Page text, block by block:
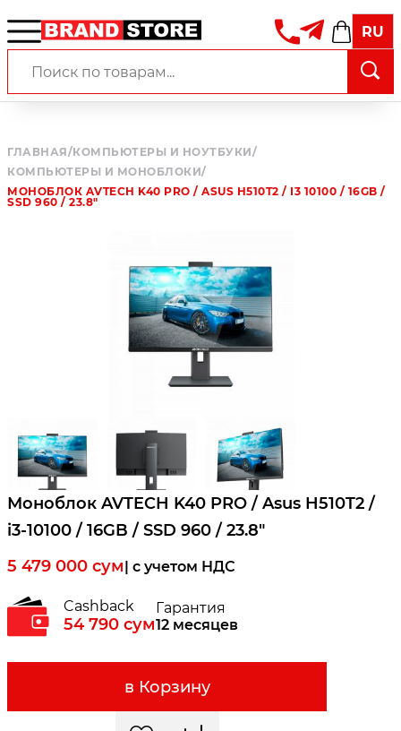
RU
ГЛАВНАЯ/КОМПЬЮТЕРЫ И НОУТБУКИ/
КОМПЬЮТЕРЫ И МОНОБЛОКИ/
МОНОБЛОК AVTECH K40 PRO / ASUS H510T2 / I3 10100 / 16GB /
SSD 960 / 23.8"
Моноблок AVTECH K40 PRO / Asus H510T2 /
i3-10100 / 16GB / SSD 960 / 23.8"
5 479 000 сум| c учетом НДС
Cashback
54 790 сум
Гарантия
12 месяцев
в Корзину